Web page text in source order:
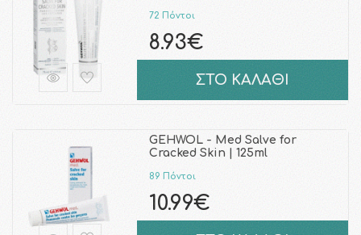
72 Πόντοι
8.93€
ΣΤΟ ΚΑΛΑΘΙ
GEHWOL - Med Salve for
Cracked Skin | 125ml
89 Πόντοι
10.99€